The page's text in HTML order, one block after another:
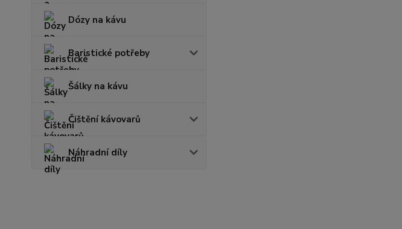
Dózy na kávu
Baristické potřeby
Šálky na kávu
Čištění kávovarů
Náhradní díly